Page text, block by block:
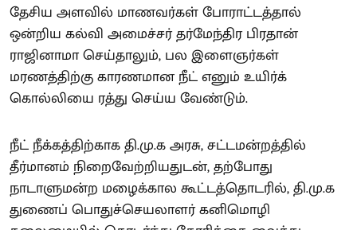
தேசிய அளவில் மாணவர்கள் போராட்டத்தால்
ஒன்றிய கல்வி அமைச்சர் தர்மேந்திர பிரதான்
ராஜினாமா செய்தாலும், பல இளைஞர்கள்
மரணத்திற்கு காரணமான நீட் எனும் உயிர்க்
கொல்லியை ரத்து செய்ய வேண்டும்.
நீட் நீக்கத்திற்காக தி.மு.க அரசு, சட்டமன்றத்தில்
தீர்மானம் நிறைவேற்றியதுடன், தற்போது
நாடாளுமன்ற மழைக்கால கூட்டத்தொடரில், தி.மு.க
துணைப் பொதுச்செயலாளர் கனிமொழி